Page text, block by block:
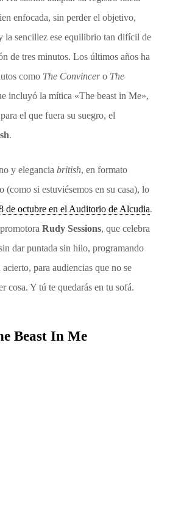
enfocada, sin perder el objetivo,
la sencillez ese equilibrio tan difícil de
de tres minutos. Los últimos años ha
como The Convincero The
incluyó la mítica «The beast in Me»,
el que fuera su suegro, el
.
y eleganciabritish, en formato
(como si estuviésemos en su casa), lo
de octubre en el Auditorio de Alcudia.
Rudy Sessions, que celebra
dar puntada sin hilo, programando
para audiencias que no se
cosa. Y tú te quedarás en tu sofá.
Beast In Me